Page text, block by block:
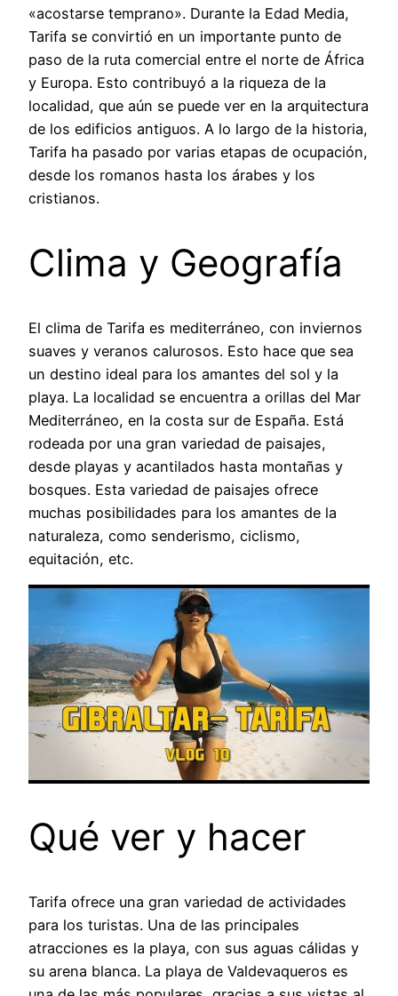
«acostarse temprano». Durante la Edad Media,
Tarifa se convirtió en un importante punto de
paso de la ruta comercial entre el norte de África
y Europa. Esto contribuyó a la riqueza de la
localidad, que aún se puede ver en la arquitectura
de los edificios antiguos. A lo largo de la historia,
Tarifa ha pasado por varias etapas de ocupación,
desde los romanos hasta los árabes y los
cristianos.
Clima y Geografía
El clima de Tarifa es mediterráneo, con inviernos
suaves y veranos calurosos. Esto hace que sea
un destino ideal para los amantes del sol y la
playa. La localidad se encuentra a orillas del Mar
Mediterráneo, en la costa sur de España. Está
rodeada por una gran variedad de paisajes,
desde playas y acantilados hasta montañas y
bosques. Esta variedad de paisajes ofrece
muchas posibilidades para los amantes de la
naturaleza, como senderismo, ciclismo,
equitación, etc.
Qué ver y hacer
Tarifa ofrece una gran variedad de actividades
para los turistas. Una de las principales
atracciones es la playa, con sus aguas cálidas y
su arena blanca. La playa de Valdevaqueros es